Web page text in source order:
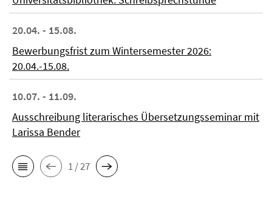
20.04. - 15.08.
Bewerbungsfrist zum Wintersemester 2026:
20.04.-15.08.
10.07. - 11.09.
Ausschreibung literarisches Übersetzungsseminar mit
Larissa Bender
1 / 27